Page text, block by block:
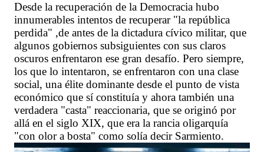
Desde la recuperación de la Democracia hubo
innumerables intentos de recuperar "la república
perdida" ,de antes de la dictadura cívico militar, que
algunos gobiernos subsiguientes con sus claros
oscuros enfrentaron ese gran desafío. Pero siempre,
los que lo intentaron, se enfrentaron con una clase
social, una élite dominante desde el punto de vista
económico que sí constituía y ahora también una
verdadera "casta" reaccionaria, que se originó por
allá en el siglo XIX, que era la rancia oligarquía
"con olor a bosta" como solía decir Sarmiento.